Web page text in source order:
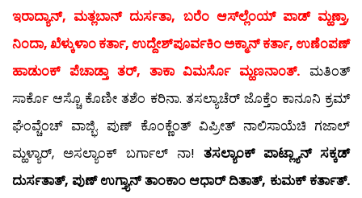
ಇರಾದ್ಯಾನ್, ಮತ್ಲಬಾನ್ ದುರ್ಸತಾ, ಬರೆಂ ಆಸ್‍ಲ್ಲೆಂಯ್ ಪಾಡ್ ಮ್ಹಣ್ತಾ,
ನಿಂದಾ, ಖೆಳ್ಕುಳಾಂ ಕರ್ತಾ, ಉದ್ದೇಶ್‍ಪೂರ್ವಕಿಂ ಅಕ್ಮಾನ್ ಕರ್ತಾ, ಉಣೆಂಪಣ್
ಹಾಡುಂಕ್ ಪೆಚಾಡ್ತಾ ತರ್, ತಾಕಾ ವಿಮರ್ಸೊ ಮ್ಹಣನಾಂತ್. ಮತಿಂತ್
ಸಾರ್ಕೊ ಆಸ್ಚೊ ಕೊಣೀ ತಶೆಂ ಕರಿನಾ. ತಸಲ್ಯಾಚೆರ್ ಜೊಕ್ತೆಂ ಕಾನೂನಿ ಕ್ರಮ್
ಘೆಂವ್ಚೆಂಚ್ ವಾಜ್ಭಿ. ಪುಣ್ ಕೊಂಕ್ಣೆಂತ್ ವಿಪ್ರೀತ್ ನಾಲಿಸಾಯೆಚಿ ಗಜಾಲ್
ಮ್ಹಳ್ಯಾರ್, ಅಸಲ್ಯಾಂಕ್ ಬರ್ಗಾಲ್ ನಾ! ತಸಲ್ಯಾಂಕ್ ಪಾಟ್ಲ್ಯಾನ್ ಸಕ್ಕಡ್
ದುರ್ಸತಾತ್, ಪುಣ್ ಉಗ್ತ್ಯಾನ್ ತಾಂಕಾಂ ಆಧಾರ್ ದಿತಾತ್, ಕುಮಕ್ ಕರ್ತಾತ್.